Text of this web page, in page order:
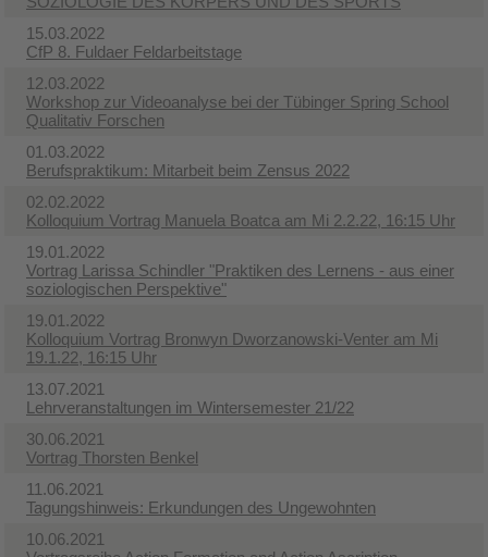
15.03.2022
CfP 8. Fuldaer Feldarbeitstage
12.03.2022
Workshop zur Videoanalyse bei der Tübinger Spring School
Qualitativ Forschen
01.03.2022
Berufspraktikum: Mitarbeit beim Zensus 2022
02.02.2022
Kolloquium Vortrag Manuela Boatca am Mi 2.2.22, 16:15 Uhr
19.01.2022
Vortrag Larissa Schindler "Praktiken des Lernens - aus einer
soziologischen Perspektive"
19.01.2022
Kolloquium Vortrag Bronwyn Dworzanowski-Venter am Mi
19.1.22, 16:15 Uhr
13.07.2021
Lehrveranstaltungen im Wintersemester 21/22
30.06.2021
Vortrag Thorsten Benkel
11.06.2021
Tagungshinweis: Erkundungen des Ungewohnten
10.06.2021